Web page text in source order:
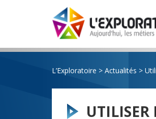
L’Exploratoire > Actualités >
UTILISER